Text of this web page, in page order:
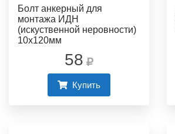
Болт анкерный для
монтажа ИДН
(искуственной неровности)
10х120мм
58
Купить